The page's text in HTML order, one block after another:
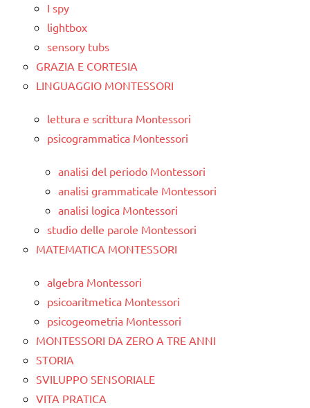
I spy
lightbox
sensory tubs
GRAZIA E CORTESIA
LINGUAGGIO MONTESSORI
lettura e scrittura Montessori
psicogrammatica Montessori
analisi del periodo Montessori
analisi grammaticale Montessori
analisi logica Montessori
studio delle parole Montessori
MATEMATICA MONTESSORI
algebra Montessori
psicoaritmetica Montessori
psicogeometria Montessori
MONTESSORI DA ZERO A TRE ANNI
STORIA
SVILUPPO SENSORIALE
VITA PRATICA